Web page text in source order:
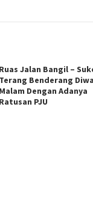
Ruas Jalan Bangil –
Terang Benderang
Malam Dengan Adanya
Ratusan PJU